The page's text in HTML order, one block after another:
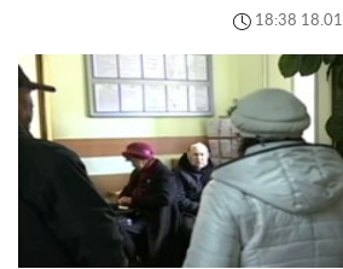
18:38 18.01